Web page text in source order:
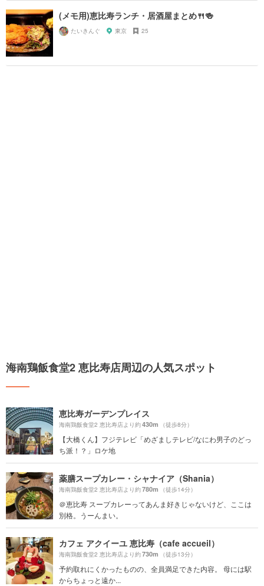
(メモ用)恵比寿ランチ・居酒屋まとめ🍴🍻
たいきんぐ 東京 25
海南鶏飯食堂2 恵比寿店周辺の人気スポット
恵比寿ガーデンプレイス
海南鶏飯食堂2 恵比寿店より約430m （徒歩8分）
【大橋くん】フジテレビ「めざましテレビ/なにわ男子のどっ
ち派！？」ロケ地
薬膳スープカレー・シャナイア（Shania）
海南鶏飯食堂2 恵比寿店より約780m （徒歩14分）
＠恵比寿 スープカレーってあんま好きじゃないけど、ここは
別格。うーんまい。
カフェ アクイーユ 恵比寿（cafe accueil）
海南鶏飯食堂2 恵比寿店より約730m （徒歩13分）
予約取れにくかったものの、全員満足できた内容。 母には駅
からちょっと遠か...